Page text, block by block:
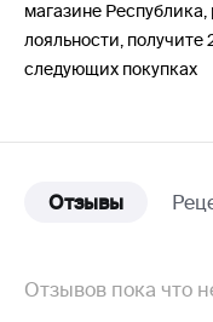
магазине
лояльности, получите
следующих покупках
Отзывы
Отзывов пока что